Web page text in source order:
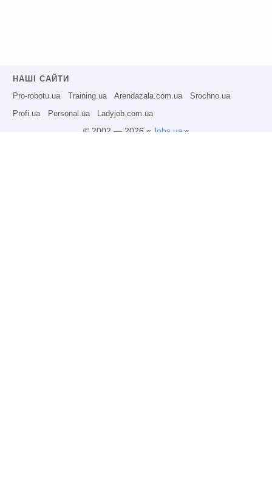
НАШІ САЙТИ
Pro-robotu.ua Training.ua Arendazala.com.ua Srochno.ua
Profi.ua Personal.ua Ladyjob.com.ua
© 2002 — 2026 « Jobs.ua»